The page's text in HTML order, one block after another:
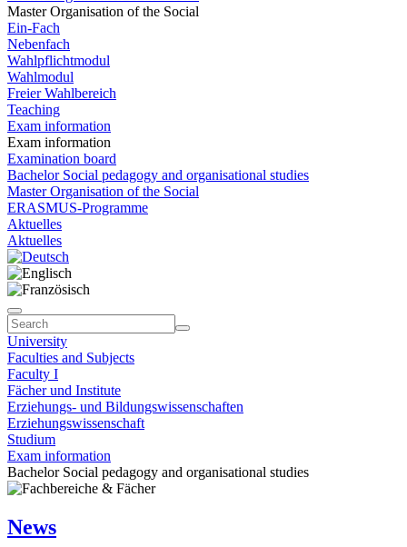
Master Organisation of the Social
Ein-Fach
Nebenfach
Wahlpflichtmodul
Wahlmodul
Freier Wahlbereich
Teaching
Exam information
Exam information
Examination board
Bachelor Social pedagogy and organisational studies
Master Organisation of the Social
ERASMUS-Programme
Aktuelles
Aktuelles
University
Faculties and Subjects
Faculty I
Fächer und Institute
Erziehungs- und Bildungswissenschaften
Erziehungswissenschaft
Studium
Exam information
Bachelor Social pedagogy and organisational studies
News